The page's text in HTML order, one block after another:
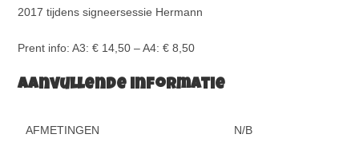
2017 tijdens signeersessie Hermann
Prent info: A3: € 14,50 – A4: € 8,50
Aanvullende informatie
AFMETINGEN N/B